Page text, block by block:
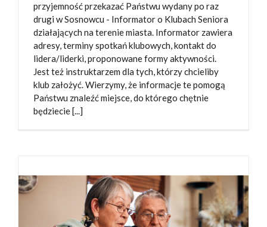
przyjemność przekazać Państwu wydany po raz
drugi w Sosnowcu - Informator o Klubach Seniora
działających na terenie miasta. Informator zawiera
adresy, terminy spotkań klubowych, kontakt do
lidera/liderki, proponowane formy aktywności.
Jest też instruktarzem dla tych, którzy chcieliby
klub założyć. Wierzymy, że informacje te pomogą
Państwu znaleźć miejsce, do którego chętnie
będziecie [...]